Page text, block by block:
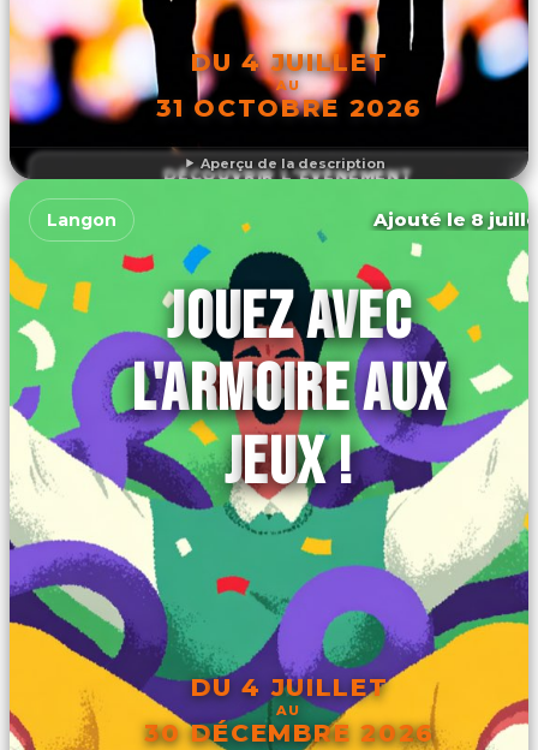
Aperçu de la description
DU 4 JUILLET
AU
31 OCTOBRE 2026
DÉCOUVRIR L'ÉVÉNEMENT
Langon Ajouté le 8
JOUEZ AVEC
L'ARMOIRE AUX
JEUX !
DU 4 JUILLET
AU
30 DÉCEMBRE 2026